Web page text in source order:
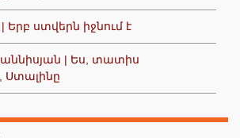
ստվերն իջնում է
| Ես, տատիս
Ստալինը